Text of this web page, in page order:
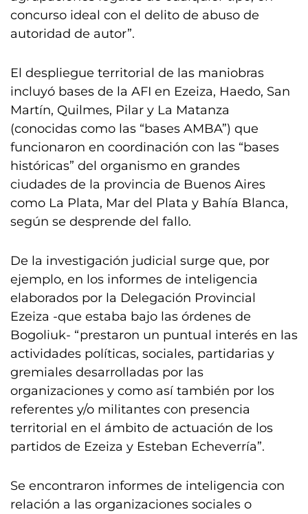
concurso ideal con el delito de abuso de
autoridad de autor”.
El despliegue territorial de las maniobras
incluyó bases de la AFI en Ezeiza, Haedo, San
Martín, Quilmes, Pilar y La Matanza
(conocidas como las “bases AMBA”) que
funcionaron en coordinación con las “bases
históricas” del organismo en grandes
ciudades de la provincia de Buenos Aires
como La Plata, Mar del Plata y Bahía Blanca,
según se desprende del fallo.
De la investigación judicial surge que, por
ejemplo, en los informes de inteligencia
elaborados por la Delegación Provincial
Ezeiza -que estaba bajo las órdenes de
Bogoliuk- “prestaron un puntual interés en las
actividades políticas, sociales, partidarias y
gremiales desarrolladas por las
organizaciones y como así también por los
referentes y/o militantes con presencia
territorial en el ámbito de actuación de los
partidos de Ezeiza y Esteban Echeverría”.
Se encontraron informes de inteligencia con
relación a las organizaciones sociales o